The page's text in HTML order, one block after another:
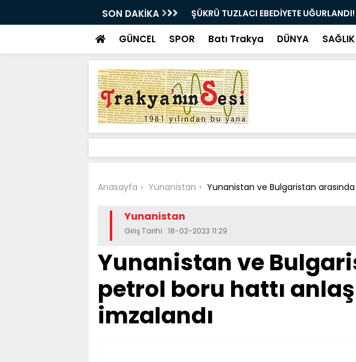
SON DAKİKA
Bir milyon euro ikramiye çıkan ve
bulundu
GÜNCEL SPOR Batı Trakya DÜNYA SAĞLIK
Anasayfa Yunanistan Yunanistan ve Bulgaristan
Yunanistan
Giriş Tarihi : 18-02-2023 11:29
Yunanistan ve
petrol boru hattı
imzalandı